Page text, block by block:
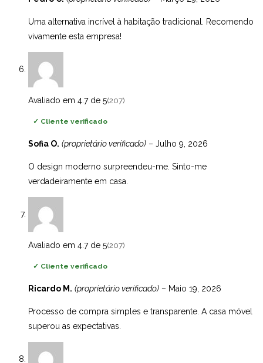
Uma alternativa incrível à habitação tradicional. Recomendo
vivamente esta empresa!
Avaliado em 4.7 de 5(207)
✓ Cliente verificado
Sofia O. (proprietário verificado) – Julho 9, 2026
O design moderno surpreendeu-me. Sinto-me
verdadeiramente em casa.
Avaliado em 4.7 de 5(207)
✓ Cliente verificado
Ricardo M. (proprietário verificado) – Maio 19, 2026
Processo de compra simples e transparente. A casa móvel
superou as expectativas.